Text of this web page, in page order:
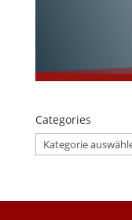
Categories
Categories